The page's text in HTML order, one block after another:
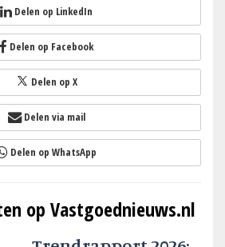
Delen op LinkedIn
Delen op Facebook
Delen op X
Delen via mail
Delen op WhatsApp
op Vastgoednieuws.nl